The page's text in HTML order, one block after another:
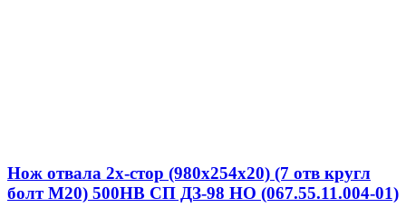
Нож отвала 2х-стор (980х254х20) (7 отв кругл
болт М20) 500HB СП ДЗ-98 НО (067.55.11.004-01)